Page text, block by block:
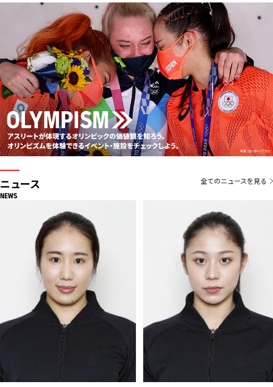
ニュース
NEWS
全てのニュースを見る